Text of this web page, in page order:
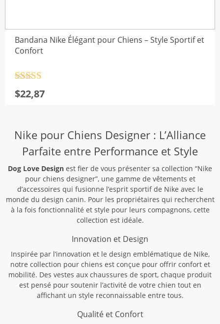
Bandana Nike Élégant pour Chiens – Style Sportif et
Confort
sur 5
$22,87
Nike pour Chiens Designer : L’Alliance
Parfaite entre Performance et Style
Dog Love Design est fier de vous présenter sa collection “Nike
pour chiens designer”, une gamme de vêtements et
d’accessoires qui fusionne l’esprit sportif de Nike avec le
monde du design canin. Pour les propriétaires qui recherchent
à la fois fonctionnalité et style pour leurs compagnons, cette
collection est idéale.
Innovation et Design
Inspirée par l’innovation et le design emblématique de Nike,
notre collection pour chiens est conçue pour offrir confort et
mobilité. Des vestes aux chaussures de sport, chaque produit
est pensé pour soutenir l’activité de votre chien tout en
affichant un style reconnaissable entre tous.
Qualité et Confort